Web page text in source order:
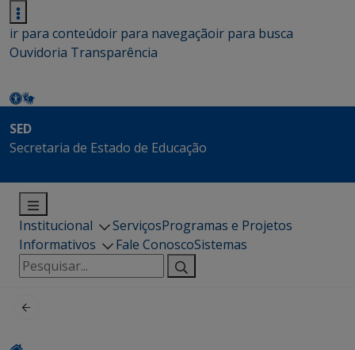
ir para conteúdoir para navegaçãoir para busca
Ouvidoria Transparência
SED
Secretaria de Estado de Educação
Institucional ServiçosProgramas e Projetos
Informativos
Fale ConoscoSistemas
Pesquisar
por: